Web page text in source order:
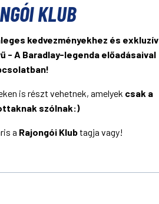
KLUB
kedvezményekhez és exkluzív
- A Baradlay-legenda előadásaival
is részt vehetnek, amelyek csak a
szólnak:)
a Rajongói Klubtagja vagy!